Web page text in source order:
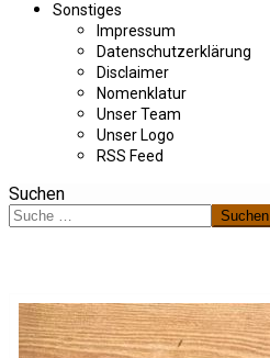
Sonstiges
Impressum
Datenschutzerklärung
Disclaimer
Nomenklatur
Unser Team
Unser Logo
RSS Feed
Suchen
Suchen